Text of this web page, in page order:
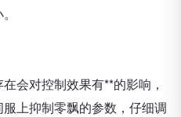
会对控制效果有**的影响，
上抑制零飘的参数，仔细调